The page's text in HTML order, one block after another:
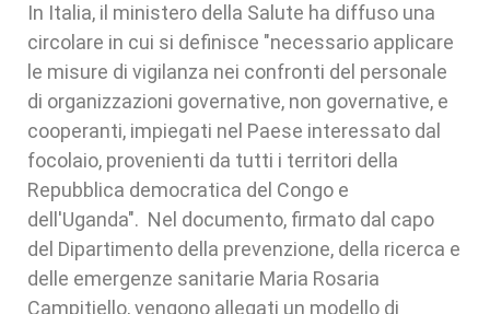
In Italia, il ministero della Salute ha diffuso una
circolare in cui si definisce "necessario applicare
le misure di vigilanza nei confronti del personale
di organizzazioni governative, non governative, e
cooperanti, impiegati nel Paese interessato dal
focolaio, provenienti da tutti i territori della
Repubblica democratica del Congo e
dell'Uganda". Nel documento, firmato dal capo
del Dipartimento della prevenzione, della ricerca e
delle emergenze sanitarie Maria Rosaria
Campitiello, vengono allegati un modello di